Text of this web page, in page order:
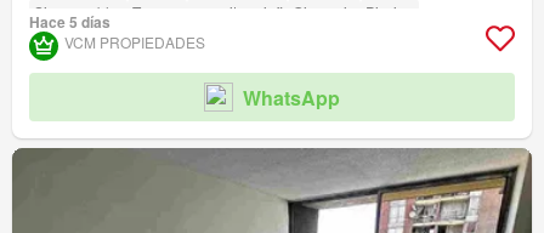
Sin amueblar
Terraza amenity_wi_fi Gimnasio
Piscina
Área para niños Ascensor
Caseta de vigilancia
Hace 5 días
VCM PROPIEDADES
WhatsApp